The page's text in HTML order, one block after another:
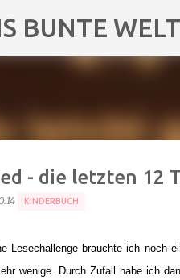
BUNTE WELT
- die letzten 12
KINDERBUCH
Lesechallenge brauchte ich noch
wenige. Durch Zufall habe ich